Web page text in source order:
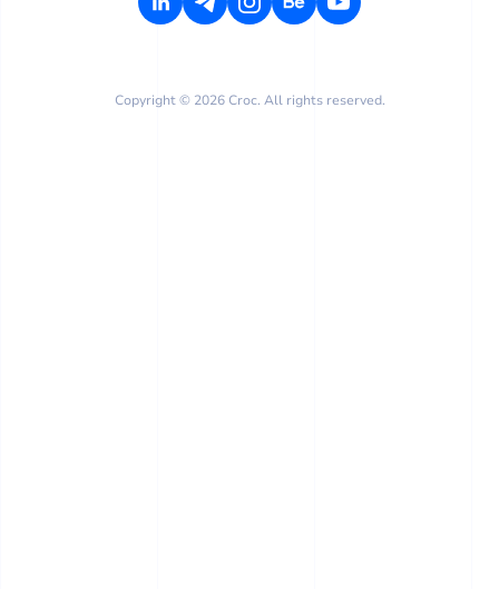
Copyright © 2026 Croc. All rights reserved.